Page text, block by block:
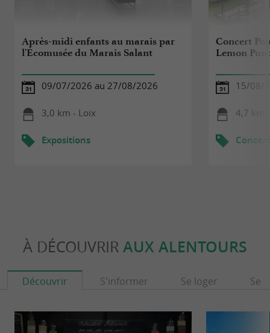
Après-midi enfants au marais par
l'Écomusée du Marais Salant
09/07/2026 au 27/08/2026
3,0 km - Loix
Expositions
Concert
Lemon
15/08/
4,7 km
À DÉCOUVRIR AUX ALENTOURS
Découvrir S'informer Se loger Se